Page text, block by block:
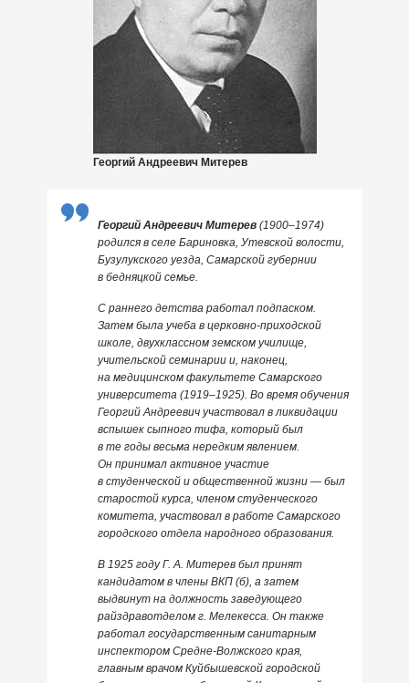
Георгий Андреевич Митерев
Георгий Андреевич Митерев(1900–1974)
родился в селе Бариновка, Утевской волости,
Бузулукского уезда, Самарской губернии
в бедняцкой семье.
С раннего детства работал подпаском.
Затем была учеба в церковно-приходской
школе, двухклассном земском училище,
учительской семинарии и, наконец,
на медицинском факультете Самарского
университета (1919–1925). Во время обучения
Георгий Андреевич участвовал в ликвидации
вспышек сыпного тифа, который был
в те годы весьма нередким явлением.
Он принимал активное участие
в студенческой и общественной жизни — был
старостой курса, членом студенческого
комитета, участвовал в работе Самарского
городского отдела народного образования.
В 1925 году Г. А. Митерев был принят
кандидатом в члены ВКП (б), а затем
выдвинут на должность заведующего
райздравотделом г. Мелекесса. Он также
работал государственным санитарным
инспектором Средне-Волжского края,
главным врачом Куйбышевской городской